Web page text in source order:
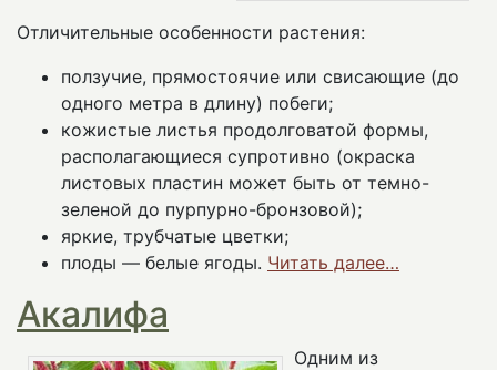
Отличительные особенности растения:
ползучие, прямостоячие или свисающие (до
одного метра в длину) побеги;
кожистые листья продолговатой формы,
располагающиеся супротивно (окраска
листовых пластин может быть от темно-
зеленой до пурпурно-бронзовой);
яркие, трубчатые цветки;
плоды — белые ягоды. Читать далее…
Акалифа
Одним из